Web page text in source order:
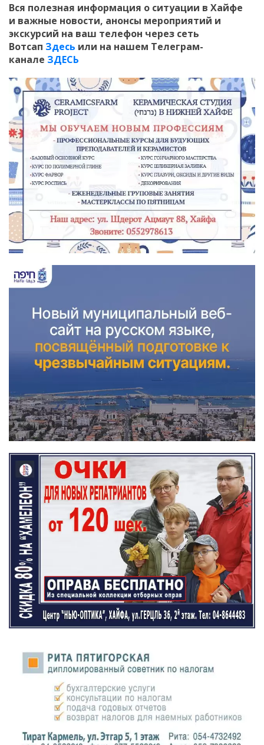
Вся полезная информация о ситуации в Хайфе
и важные новости, анонсы мероприятий и
экскурсий на ваш телефон через сеть
Вотсап Здесь или на нашем Телеграм-
канале ЗДЕСЬ